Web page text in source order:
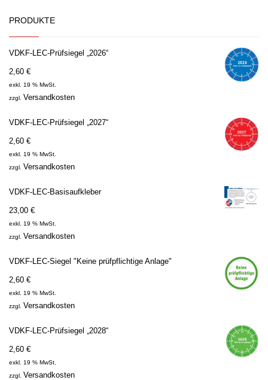
PRODUKTE
VDKF-LEC-Prüfsiegel „2026“
2,60 €
exkl. 19 % MwSt.
zzgl. Versandkosten
VDKF-LEC-Prüfsiegel „2027“
2,60 €
exkl. 19 % MwSt.
zzgl. Versandkosten
VDKF-LEC-Basisaufkleber
23,00 €
exkl. 19 % MwSt.
zzgl. Versandkosten
VDKF-LEC-Siegel "Keine prüfpflichtige Anlage"
2,60 €
exkl. 19 % MwSt.
zzgl. Versandkosten
VDKF-LEC-Prüfsiegel „2028“
2,60 €
exkl. 19 % MwSt.
zzgl. Versandkosten